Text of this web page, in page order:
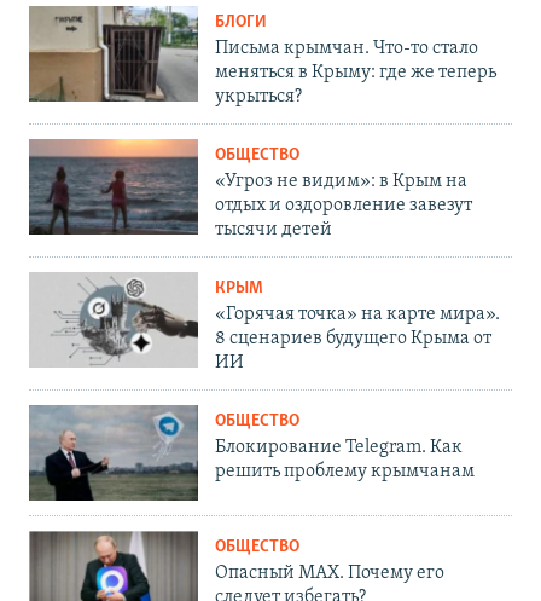
БЛОГИ
Письма крымчан. Что-то стало
меняться в Крыму: где же теперь
укрыться?
ОБЩЕСТВО
«Угроз не видим»: в Крым на
отдых и оздоровление завезут
тысячи детей
КРЫМ
«Горячая точка» на карте мира».
8 сценариев будущего Крыма от
ИИ
ОБЩЕСТВО
Блокирование Telegram. Как
решить проблему крымчанам
ОБЩЕСТВО
Опасный MAX. Почему его